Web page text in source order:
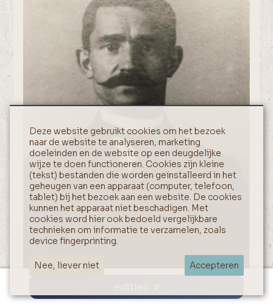
Opa Henderik Petstra
Deze website gebruikt cookies om het bezoek
naar de website te analyseren, marketing
doeleinden en de website op een deugdelijke
wijze te doen functioneren. Cookies zijn kleine
(tekst) bestanden die worden geïnstalleerd in het
geheugen van een apparaat (computer, telefoon,
tablet) bij het bezoek aan een website. De cookies
kunnen het apparaat niet beschadigen. Met
cookies word hier ook bedoeld vergelijkbare
technieken om informatie te verzamelen, zoals
device fingerprinting.
Nee, liever niet Accepteren